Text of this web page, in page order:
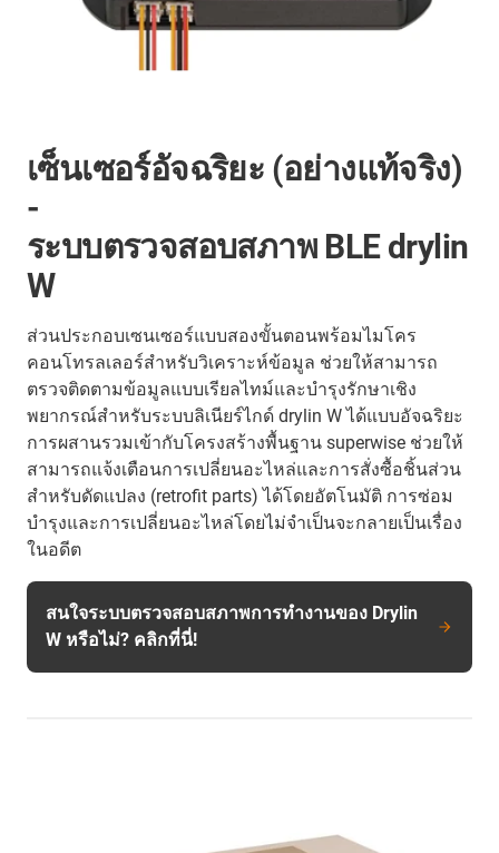
เซ็นเซอร์อัจฉริยะ (อย่างแท้จริง)
-
ระบบตรวจสอบสภาพ BLE drylin
W
ส่วนประกอบเซนเซอร์แบบสองขั้นตอนพร้อมไมโคร
คอนโทรลเลอร์สำหรับวิเคราะห์ข้อมูล ช่วยให้สามารถ
ตรวจติดตามข้อมูลแบบเรียลไทม์และบำรุงรักษาเชิง
พยากรณ์สำหรับระบบลิเนียร์ไกด์ drylin W ได้แบบอัจฉริยะ
การผสานรวมเข้ากับโครงสร้างพื้นฐาน superwise ช่วยให้
สามารถแจ้งเตือนการเปลี่ยนอะไหล่และการสั่งซื้อชิ้นส่วน
สำหรับดัดแปลง (retrofit parts) ได้โดยอัตโนมัติ การซ่อม
บำรุงและการเปลี่ยนอะไหล่โดยไม่จำเป็นจะกลายเป็นเรื่อง
ในอดีต
สนใจระบบตรวจสอบสภาพการทำงานของ Drylin
W หรือไม่? คลิกที่นี่!